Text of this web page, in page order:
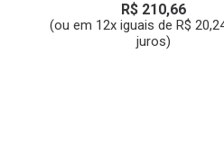
R$ 210,66
(ou em 12x iguais de R$
juros)